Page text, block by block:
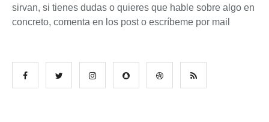
sirvan, si tienes dudas o quieres que hable sobre algo en
concreto, comenta en los post o escríbeme por mail